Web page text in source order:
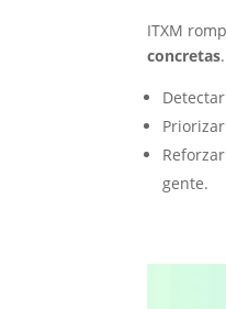
ITXM
concretas
gente.